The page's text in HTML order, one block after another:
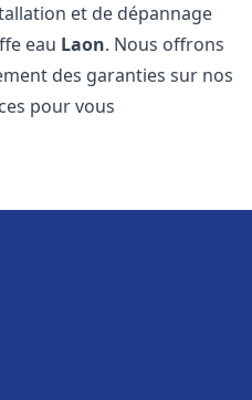
et de dépannage
eau Laon. Nous offrons
des garanties sur nos
pour vous